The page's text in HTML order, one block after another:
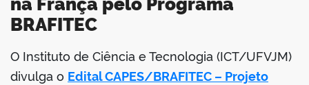
na França pelo Programa
BRAFITEC
O Instituto de Ciência e Tecnologia (ICT/UFVJM)
divulga o Edital CAPES/BRAFITEC – Projeto